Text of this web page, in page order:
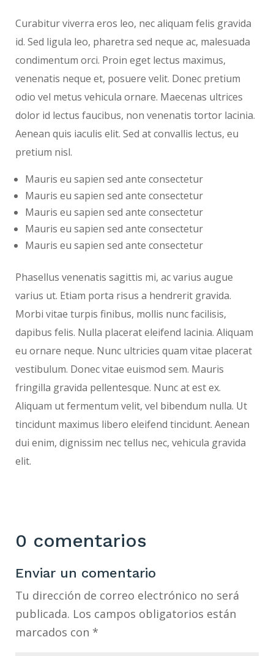
Curabitur viverra eros leo, nec aliquam felis gravida
id. Sed ligula leo, pharetra sed neque ac, malesuada
condimentum orci. Proin eget lectus maximus,
venenatis neque et, posuere velit. Donec pretium
odio vel metus vehicula ornare. Maecenas ultrices
dolor id lectus faucibus, non venenatis tortor lacinia.
Aenean quis iaculis elit. Sed at convallis lectus, eu
pretium nisl.
Mauris eu sapien sed ante consectetur
Mauris eu sapien sed ante consectetur
Mauris eu sapien sed ante consectetur
Mauris eu sapien sed ante consectetur
Mauris eu sapien sed ante consectetur
Phasellus venenatis sagittis mi, ac varius augue
varius ut. Etiam porta risus a hendrerit gravida.
Morbi vitae turpis finibus, mollis nunc facilisis,
dapibus felis. Nulla placerat eleifend lacinia. Aliquam
eu ornare neque. Nunc ultricies quam vitae placerat
vestibulum. Donec vitae euismod sem. Mauris
fringilla gravida pellentesque. Nunc at est ex.
Aliquam ut fermentum velit, vel bibendum nulla. Ut
tincidunt maximus libero eleifend tincidunt. Aenean
dui enim, dignissim nec tellus nec, vehicula gravida
elit.
0 comentarios
Enviar un comentario
Tu dirección de correo electrónico no será
publicada. Los campos obligatorios están
marcados con *